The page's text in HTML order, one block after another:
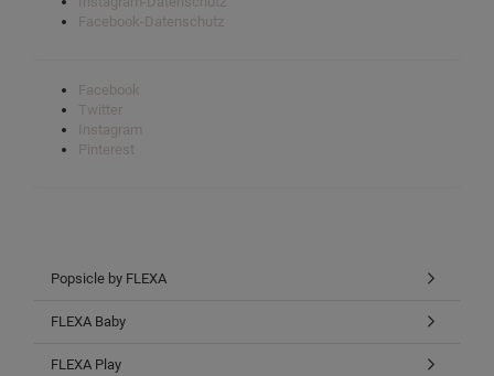
Facebook-Datenschutz
Facebook
Twitter
Instagram
Pinterest
Popsicle by FLEXA
FLEXA Baby
FLEXA Play